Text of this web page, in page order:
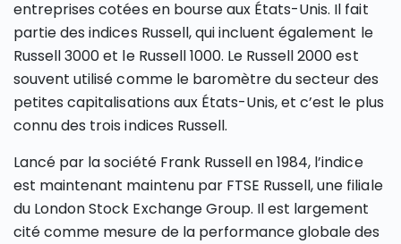
entreprises cotées en bourse aux États-Unis. Il fait
partie des indices Russell, qui incluent également le
Russell 3000 et le Russell 1000. Le Russell 2000 est
souvent utilisé comme le baromètre du secteur des
petites capitalisations aux États-Unis, et c’est le plus
connu des trois indices Russell.
Lancé par la société Frank Russell en 1984, l’indice
est maintenant maintenu par FTSE Russell, une filiale
du London Stock Exchange Group. Il est largement
cité comme mesure de la performance globale des